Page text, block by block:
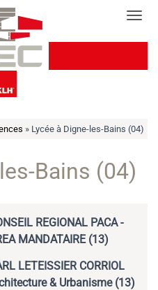
» Lycée à Digne-les-Bains (04)
Bains (04)
REGIONAL PACA -
MANDATAIRE (13)
LETEISSIER CORRIOL
& Urbanisme (13)